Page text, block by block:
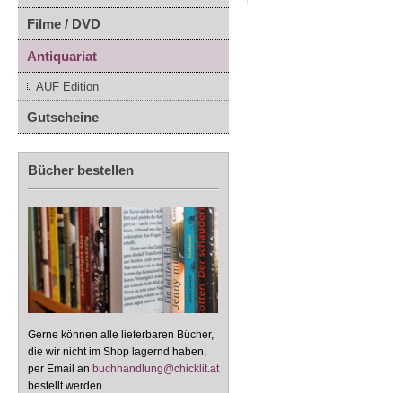
Filme / DVD
Antiquariat
AUF Edition
Gutscheine
Bücher bestellen
Gerne können alle lieferbaren Bücher,
die wir nicht im Shop lagernd haben,
per Email an buchhandlung@chicklit.at
bestellt werden.